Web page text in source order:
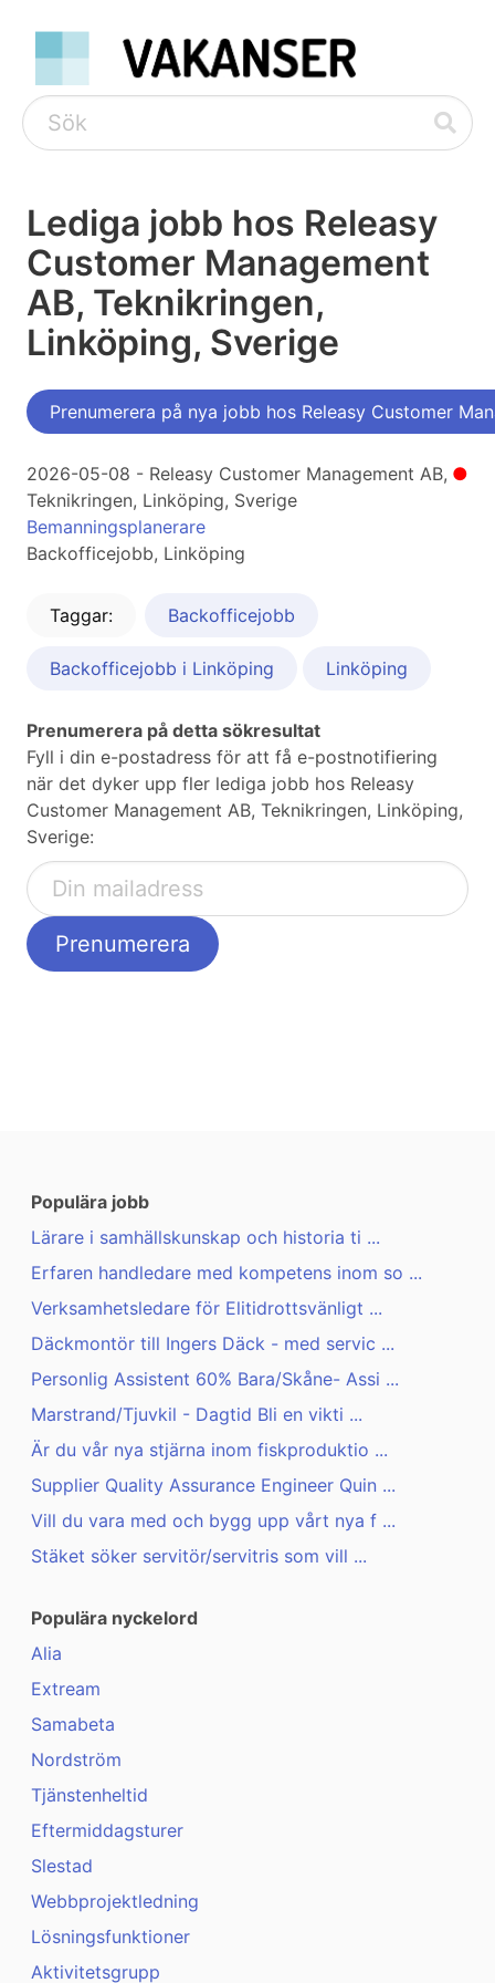
Lediga jobb hos Releasy
Customer Management
AB, Teknikringen,
Linköping, Sverige
Prenumerera på nya jobb hos Releasy Customer
●
2026-05-08 - Releasy Customer Management AB,
Teknikringen, Linköping, Sverige
Bemanningsplanerare
Backofficejobb, Linköping
Taggar: Backofficejobb
Backofficejobb i Linköping Linköping
Prenumerera på detta sökresultat
Fyll i din e-postadress för att få e-postnotifiering
när det dyker upp fler lediga jobb hos Releasy
Customer Management AB, Teknikringen, Linköping,
Sverige:
Populära jobb
Lärare i samhällskunskap och historia ti ...
Erfaren handledare med kompetens inom so ...
Verksamhetsledare för Elitidrottsvänligt ...
Däckmontör till Ingers Däck - med servic ...
Personlig Assistent 60% Bara/Skåne- Assi ...
Marstrand/Tjuvkil - Dagtid Bli en vikti ...
Är du vår nya stjärna inom fiskproduktio ...
Supplier Quality Assurance Engineer Quin ...
Vill du vara med och bygg upp vårt nya f ...
Stäket söker servitör/servitris som vill ...
Populära nyckelord
Alia
Extream
Samabeta
Nordström
Tjänstenheltid
Eftermiddagsturer
Slestad
Webbprojektledning
Lösningsfunktioner
Aktivitetsgrupp